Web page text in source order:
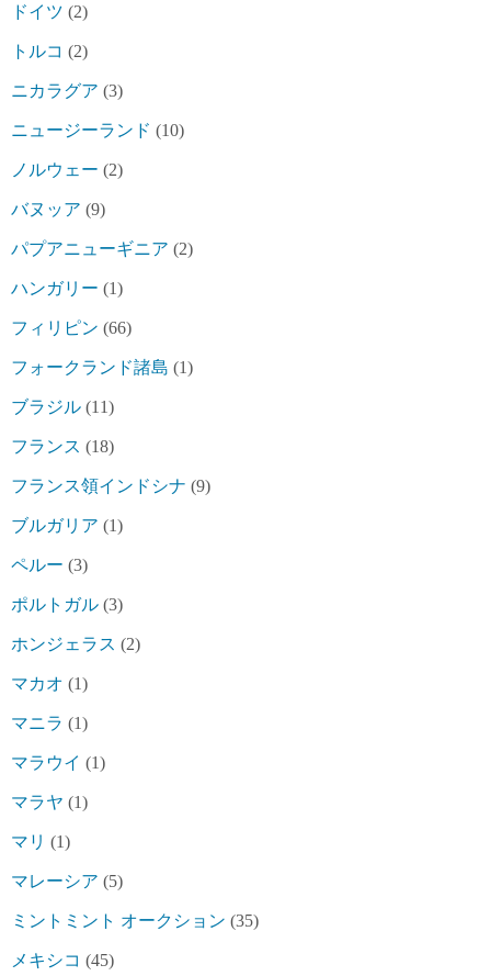
ドイツ (2)
トルコ (2)
ニカラグア (3)
ニュージーランド (10)
ノルウェー (2)
バヌッア (9)
パプアニューギニア (2)
ハンガリー (1)
フィリピン (66)
フォークランド諸島 (1)
ブラジル (11)
フランス (18)
フランス領インドシナ (9)
ブルガリア (1)
ペルー (3)
ポルトガル (3)
ホンジェラス (2)
マカオ (1)
マニラ (1)
マラウイ (1)
マラヤ (1)
マリ (1)
マレーシア (5)
ミントミント オークション (35)
メキシコ (45)